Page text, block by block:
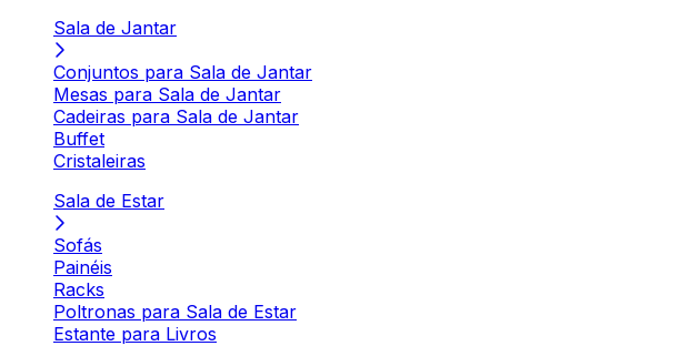
Sala de Jantar
Conjuntos para Sala de Jantar
Mesas para Sala de Jantar
Cadeiras para Sala de Jantar
Buffet
Cristaleiras
Sala de Estar
Sofás
Painéis
Racks
Poltronas para Sala de Estar
Estante para Livros